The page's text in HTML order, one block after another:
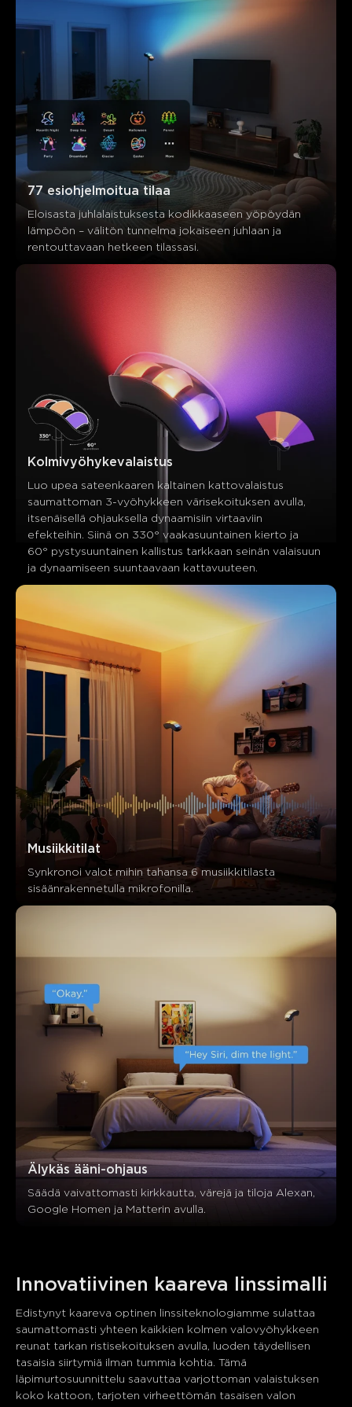
77 esiohjelmoitua tilaa
Eloisasta juhlalaistuksesta kodikkaaseen yöpöydän
lämpöön – välitön tunnelma jokaiseen juhlaan ja
rentouttavaan hetkeen tilassasi.
Kolmivyöhykevalaistus
Luo upea sateenkaaren kaltainen kattovalaistus
saumattoman 3-vyöhykkeen värisekoituksen avulla,
itsenäisellä ohjauksella dynaamisiin virtaaviin
efekteihin. Siinä on 330° vaakasuuntainen kierto ja
60° pystysuuntainen kallistus tarkkaan seinän valaisuun
ja dynaamiseen suuntaavaan kattavuuteen.
Musiikkitilat
Synkronoi valot mihin tahansa 6 musiikkitilasta
sisäänrakennetulla mikrofonilla.
Älykäs ääni-ohjaus
Säädä vaivattomasti kirkkautta, värejä ja tiloja Alexan,
Google Homen ja Matterin avulla.
Innovatiivinen kaareva linssimalli
Edistynyt kaareva optinen linssiteknologiamme sulattaa
saumattomasti yhteen kaikkien kolmen valovyöhykkeen
reunat tarkan ristisekoituksen avulla, luoden täydellisen
tasaisia siirtymiä ilman tummia kohtia. Tämä
läpimurtosuunnittelu saavuttaa varjottoman valaistuksen
koko kattoon, tarjoten virheettömän tasaisen valon
Product quality
0
Asiakkaat mainitsevatPositiivinen
Yhteenveto ：
Tekoälyn luoma asiakasarvostelujen tekstistä